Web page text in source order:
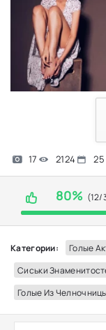
17 2124
80% (12/
Категории: Голые
Сиськи
Голые Из